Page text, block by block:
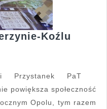
Koźlu
Koźlu
powiększa społeczność
Opolu, tym razem